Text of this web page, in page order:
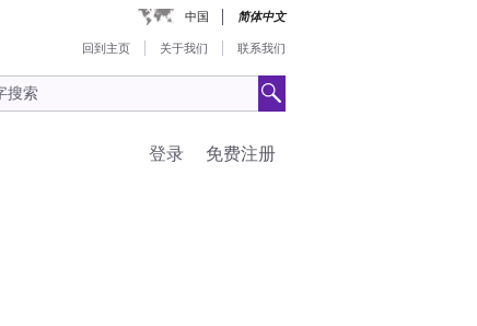
中国 简体中文
回到主页 关于我们 联系我们
免费注册
登录